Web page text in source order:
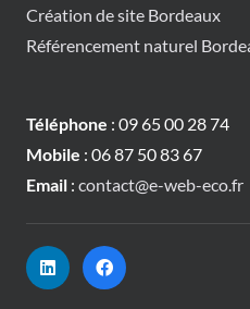
Création de site Bordeaux
Référencement naturel
Téléphone : 09 65 00 28 74
Mobile : 06 87 50 83 67
Email : contact@e-web-eco.fr